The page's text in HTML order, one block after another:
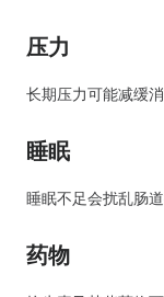
压力
长期压力可能减缓
睡眠
睡眠不足会扰乱肠
药物